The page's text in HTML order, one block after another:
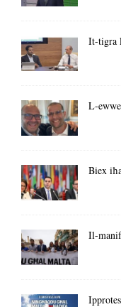
It-tigra
L-
Biex
Il-